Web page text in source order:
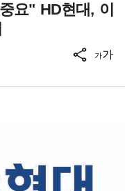
요" HD현대, 이
가가